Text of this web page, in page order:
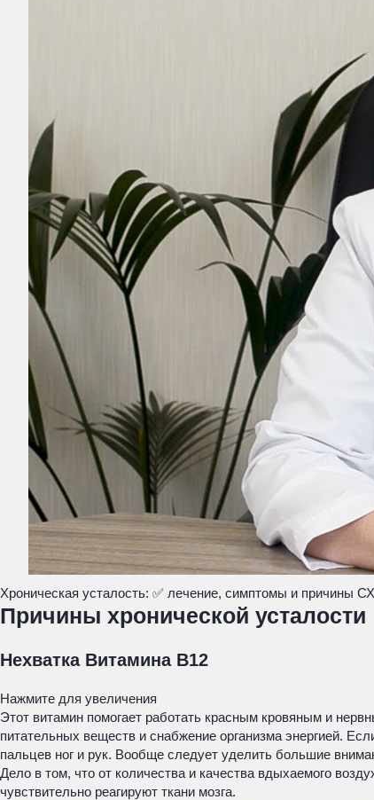
Хроническая усталость: ✅ лечение, симптомы и причины
Причины хронической усталости
Нехватка Витамина B12
Нажмите для увеличения
Этот витамин помогает работать красным кровяным и
питательных веществ и снабжение организма энергией.
пальцев ног и рук. Вообще следует уделить большие
Дело в том, что от количества и качества вдыхаемого
чувствительно реагируют ткани мозга.